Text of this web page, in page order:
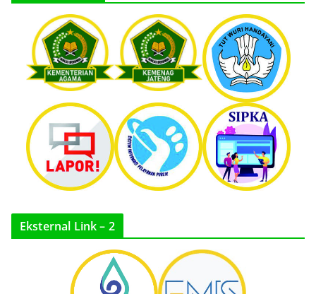
Eksternal Link – 2